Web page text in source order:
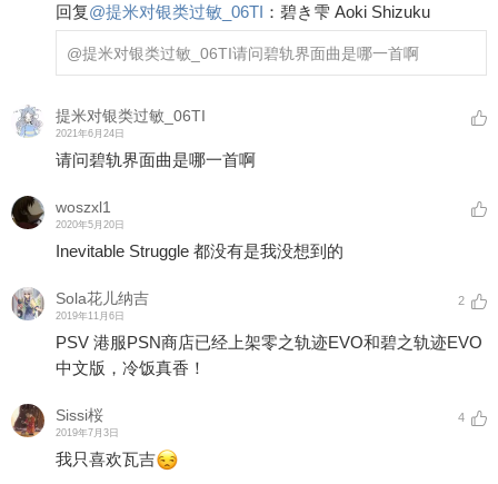
回复@提米对银类过敏_06TI ： 碧き雫 Aoki Shizuku
@提米对银类过敏_06TI请问碧轨界面曲是哪一首啊
提米对银类过敏_06TI
2021年6月24日
请问碧轨界面曲是哪一首啊
woszxl1
2020年5月20日
Inevitable Struggle 都没有是我没想到的
Sola花儿纳吉
2019年11月6日
2
PSV 港服PSN商店已经上架零之轨迹EVO和碧之轨迹EVO
中文版，冷饭真香！
Sissi桜
2019年7月3日
4
我只喜欢瓦吉